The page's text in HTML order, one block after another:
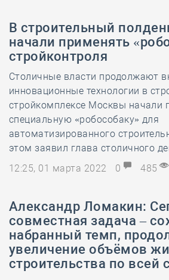
В строительный
начали применять
стройконтроля
Столичные власти продолжают
инновационные технологии в
стройкомплексе Москвы начали
специальную «робособаку» для
автоматизированного
этом заявил глава столичного
12:25, 01 марта 2022
0 485
Александр Ломакин:
совместная задача –
набранный темп,
увеличение объёмов
строительства по всей